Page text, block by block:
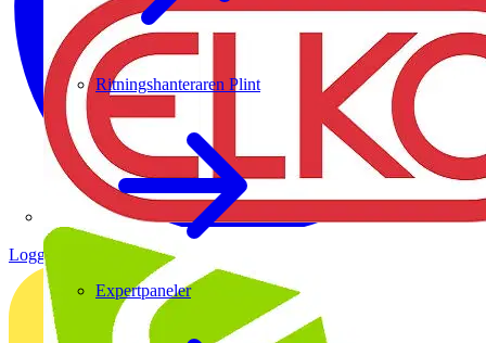
Ritningshanteraren Plint
Expertpaneler
Logga in Registrera dig